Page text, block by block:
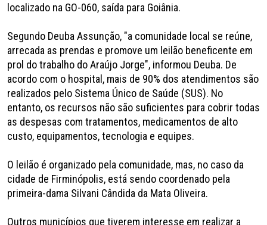
localizado na GO-060, saída para Goiânia.
Segundo Deuba Assunção, "a comunidade local se reúne,
arrecada as prendas e promove um leilão beneficente em
prol do trabalho do Araújo Jorge", informou Deuba. De
acordo com o hospital, mais de 90% dos atendimentos são
realizados pelo Sistema Único de Saúde (SUS). No
entanto, os recursos não são suficientes para cobrir todas
as despesas com tratamentos, medicamentos de alto
custo, equipamentos, tecnologia e equipes.
O leilão é organizado pela comunidade, mas, no caso da
cidade de Firminópolis, está sendo coordenado pela
primeira-dama Silvani Cândida da Mata Oliveira.
Outros municípios que tiverem interesse em realizar a